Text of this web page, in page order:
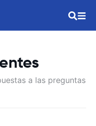
a las preguntas